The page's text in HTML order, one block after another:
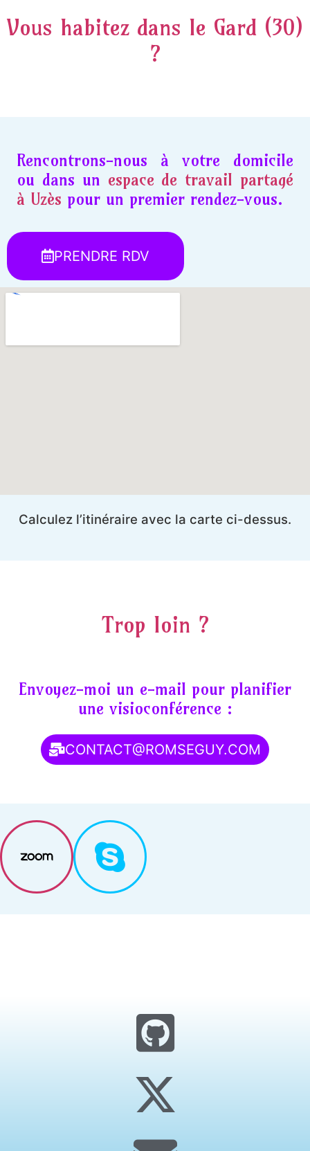
Vous habitez dans le Gard (30)
?
Rencontrons-nous à votre domicile
ou dans un espace de travail partagé
à Uzès pour un premier rendez-vous.
PRENDRE RDV
Calculez l’itinéraire avec la carte ci-dessus.
Trop loin ?
Envoyez-moi un e-mail pour planifier
une visioconférence :
CONTACT@ROMSEGUY.COM